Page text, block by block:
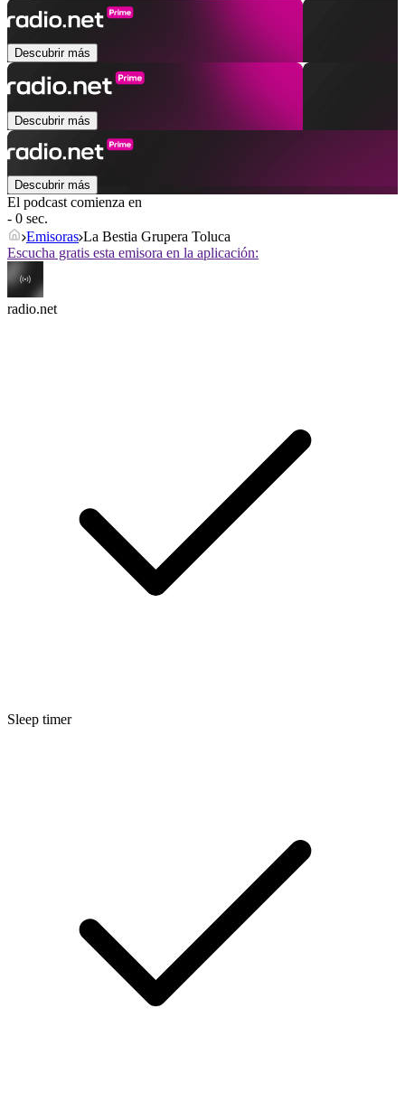
Descubrir más
Descubrir más
Descubrir más
El podcast comienza en
- 0 sec.
Emisoras La Bestia Grupera Toluca
Escucha gratis esta emisora en la aplicación:
radio.net
Sleep timer